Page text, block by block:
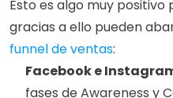
Esto es algo muy positivo
funnel de ventas:
Facebook e
fases de Awareness y